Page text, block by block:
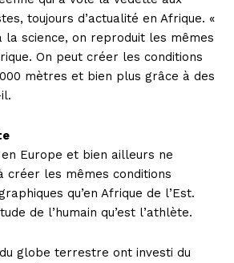
toujours d’actualité en Afrique. «
la science, on reproduit les mêmes
On peut créer les conditions
mètres et bien plus grâce à des
Europe et bien ailleurs ne
créer les mêmes conditions
qu’en Afrique de l’Est.
de l’humain qu’est l’athlète.
globe terrestre ont investi du